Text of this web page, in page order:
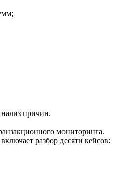
причин.
мониторинга.
разбор десяти кейсов: